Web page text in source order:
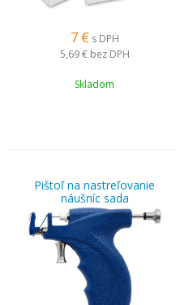
7 € s DPH
5,69 € bez DPH
Skladom
Pištoľ na nastreľovanie
náušníc sada